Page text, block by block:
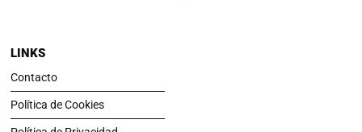
LINKS
Contacto
Política de Cookies